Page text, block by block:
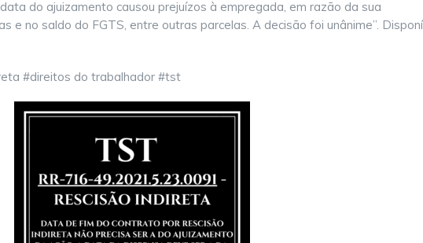
do ajuizamento causou prejuízos à empregada, em razão da sua
e no saldo do FGTS, entre outras parcelas. A decisão foi unânime”.
#direitos do trabalhador #tst